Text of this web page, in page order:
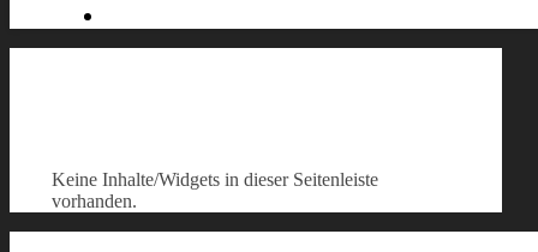
Keine Inhalte/Widgets in dieser Seitenleiste
vorhanden.